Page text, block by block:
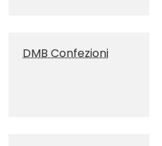
DMB Confezioni